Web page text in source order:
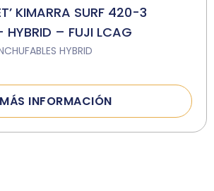
KIMARRA SURF 420-3
– FUJI LCAG
HYBRID
MÁS INFORMACIÓN